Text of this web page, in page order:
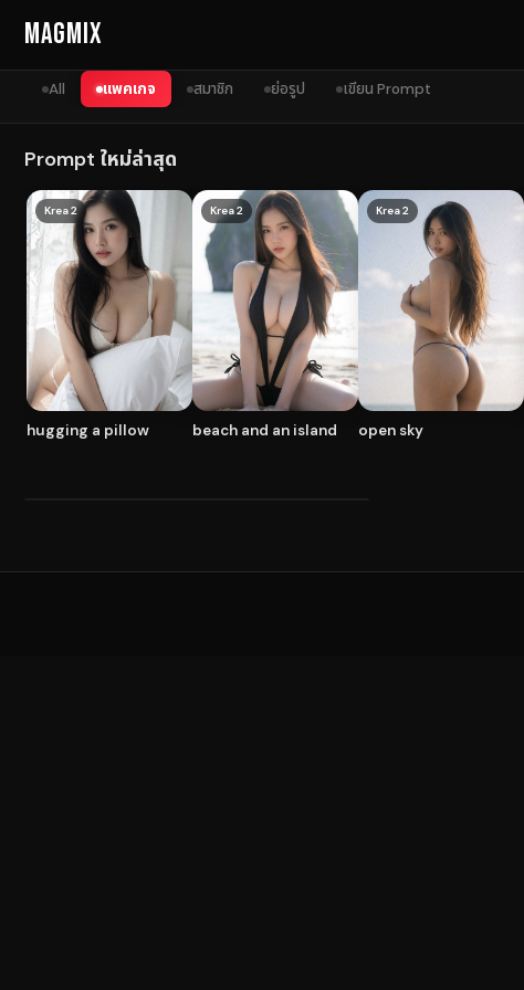
MagMix
All แพคเกจ สมาชิก ย่อรูป เขียน Prompt
Prompt ใหม่ล่าสุด
Krea 2
hugging a pillow
Krea 2
beach and an island
Krea 2
open sky